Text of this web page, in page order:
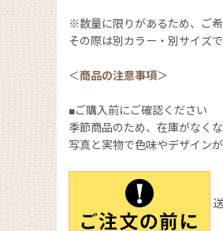
※数量に限りがあるため、ご
その際は別カラー・別サイズ
＜商品の注意事項＞
■ご購入前にご確認ください
季節商品のため、在庫がなく
写真と実物で色味やデザイン